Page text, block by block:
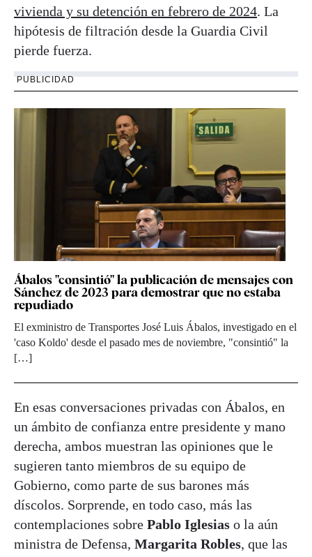
vivienda y su detención en febrero de 2024. La
hipótesis de filtración desde la Guardia Civil
pierde fuerza.
PUBLICIDAD
Ábalos "consintió" la publicación de mensajes con
Sánchez de 2023 para demostrar que no estaba
repudiado
El exministro de Transportes José Luis Ábalos, investigado en el
'caso Koldo' desde el pasado mes de noviembre, "consintió" la
[…]
En esas conversaciones privadas con Ábalos, en
un ámbito de confianza entre presidente y mano
derecha, ambos muestran las opiniones que le
sugieren tanto miembros de su equipo de
Gobierno, como parte de sus barones más
díscolos. Sorprende, en todo caso, más las
contemplaciones sobre Pablo Iglesias o la aún
ministra de Defensa, Margarita Robles, que las